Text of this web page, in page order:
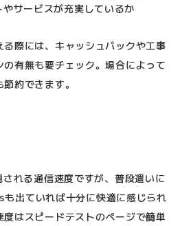
サービスが充実しているか
際には、キャッシュバックや工事
有無も要チェック。場合によって
約できます。
れる通信速度ですが、普段遣いに
出ていれば十分に快適に感じられ
はスピードテストのページで簡単